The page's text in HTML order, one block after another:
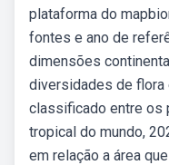
plataforma do
fontes e ano de
dimensões
diversidades de flora
classificado entre os
tropical do mundo,
em relação a área